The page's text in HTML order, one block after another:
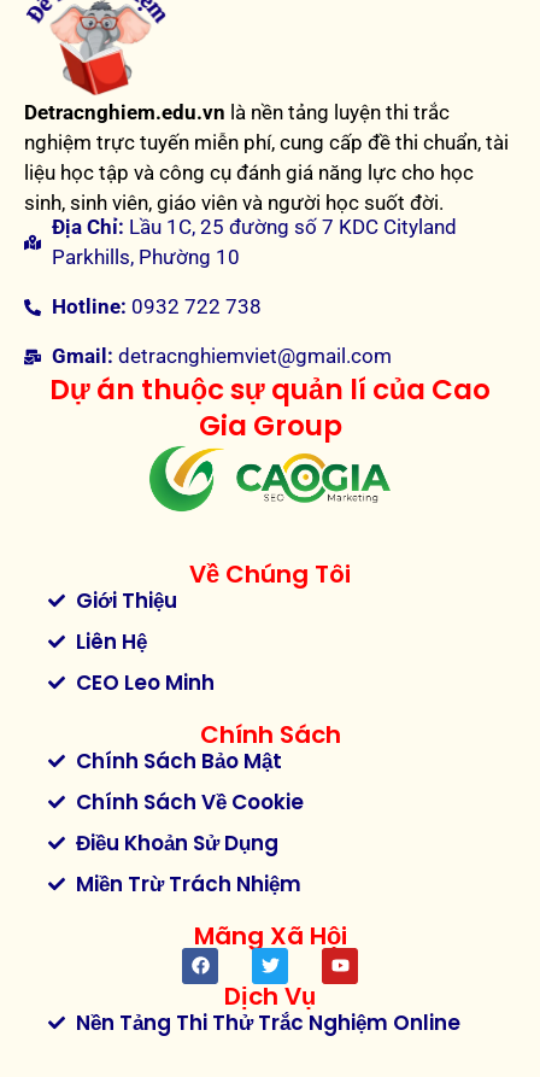
Detracnghiem.edu.vn là nền tảng luyện thi trắc
nghiệm trực tuyến miễn phí, cung cấp đề thi chuẩn, tài
liệu học tập và công cụ đánh giá năng lực cho học
sinh, sinh viên, giáo viên và người học suốt đời.
Địa Chỉ: Lầu 1C, 25 đường số 7 KDC Cityland
Parkhills, Phường 10
Hotline: 0932 722 738
Gmail: detracnghiemviet@gmail.com
Dự án thuộc sự quản lí của Cao
Gia Group
Về Chúng Tôi
Giới Thiệu
Liên Hệ
CEO Leo Minh
Chính Sách
Chính Sách Bảo Mật
Chính Sách Về Cookie
Điều Khoản Sử Dụng
Miền Trừ Trách Nhiệm
Mãng Xã Hội
Dịch Vụ
Nền Tảng Thi Thử Trắc Nghiệm Online